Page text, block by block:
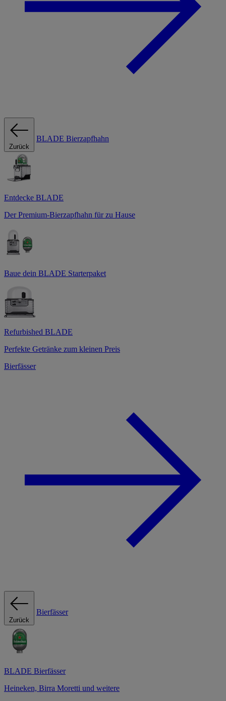
Zurück
BLADE Bierzapfhahn
Entdecke BLADE
Der Premium-Bierzapfhahn für zu Hause
Baue dein BLADE Starterpaket
Refurbished BLADE
Perfekte Getränke zum kleinen Preis
Bierfässer
Zurück
Bierfässer
BLADE Bierfässer
Heineken, Birra Moretti und weitere